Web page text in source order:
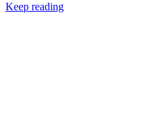
Keep reading